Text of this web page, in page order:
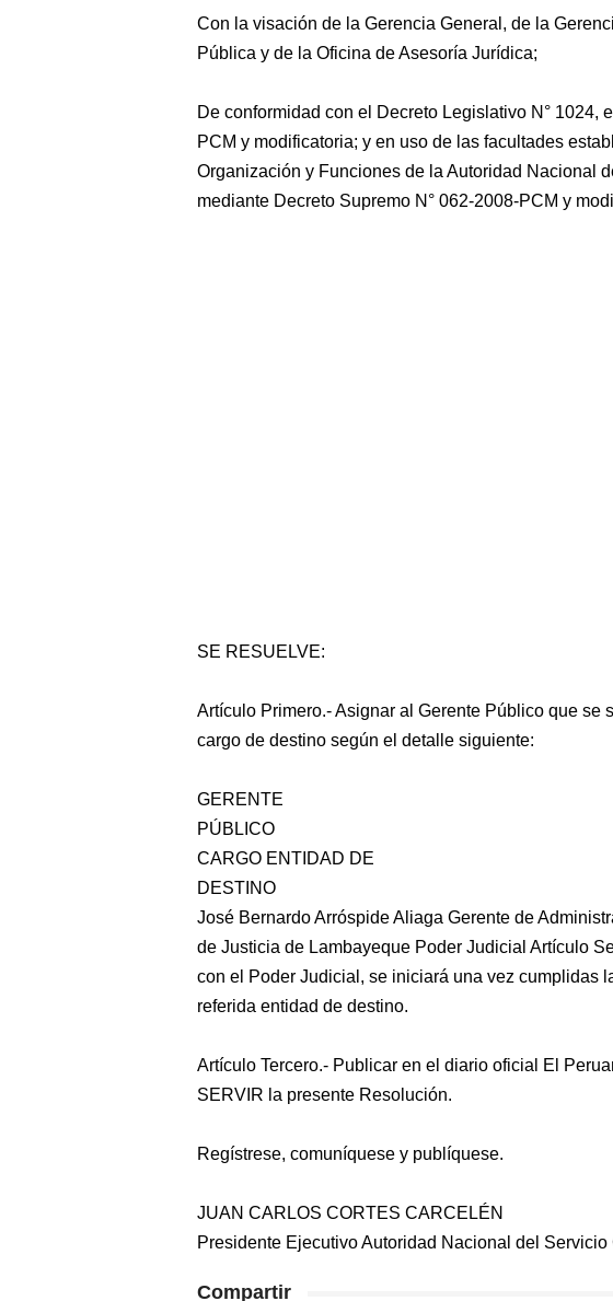
Con la visación de la Gerencia General, de la
Pública y de la Oficina de Asesoría Jurídica;
De conformidad con el Decreto Legislativo N° 1024,
PCM y modificatoria; y en uso de las facultades
Organización y Funciones de la Autoridad Nacional
mediante Decreto Supremo N° 062-2008-PCM y
SE RESUELVE:
Artículo Primero.- Asignar al Gerente Público que se
cargo de destino según el detalle siguiente:
GERENTE
PÚBLICO
CARGO ENTIDAD DE
DESTINO
José Bernardo Arróspide Aliaga Gerente de
de Justicia de Lambayeque Poder Judicial Artículo
con el Poder Judicial, se iniciará una vez cumplidas
referida entidad de destino.
Artículo Tercero.- Publicar en el diario oficial El
SERVIR la presente Resolución.
Regístrese, comuníquese y publíquese.
JUAN CARLOS CORTES CARCELÉN
Presidente Ejecutivo Autoridad Nacional del Servicio
Compartir